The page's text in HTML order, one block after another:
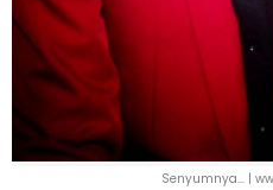
Senyumnya... |